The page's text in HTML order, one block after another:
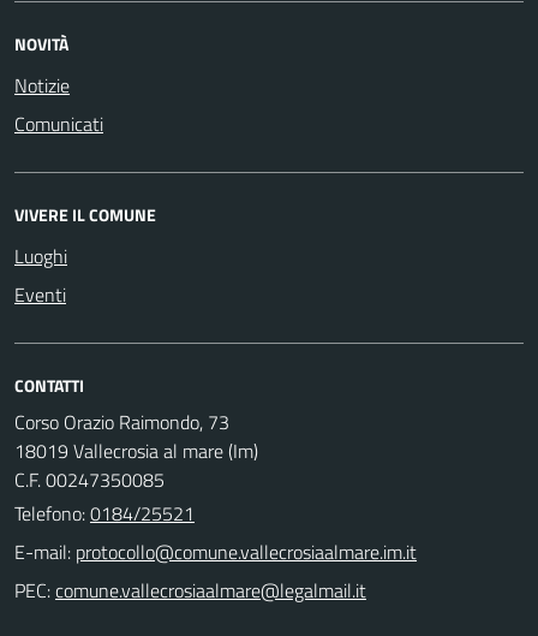
NOVITÀ
Notizie
Comunicati
VIVERE IL COMUNE
Luoghi
Eventi
CONTATTI
Corso Orazio Raimondo, 73
18019 Vallecrosia al mare (Im)
C.F. 00247350085
Telefono:0184/25521
E-mail:
PEC: